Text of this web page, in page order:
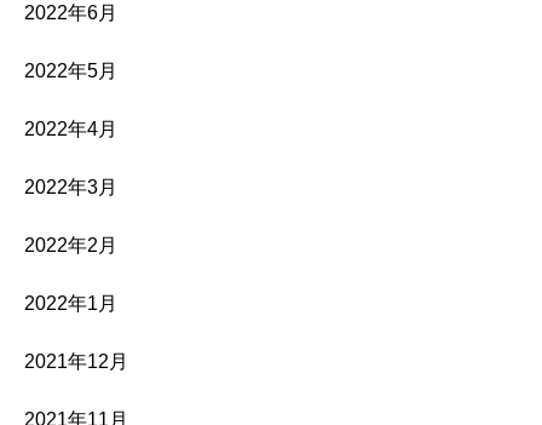
2022年6月
2022年5月
2022年4月
2022年3月
2022年2月
2022年1月
2021年12月
2021年11月